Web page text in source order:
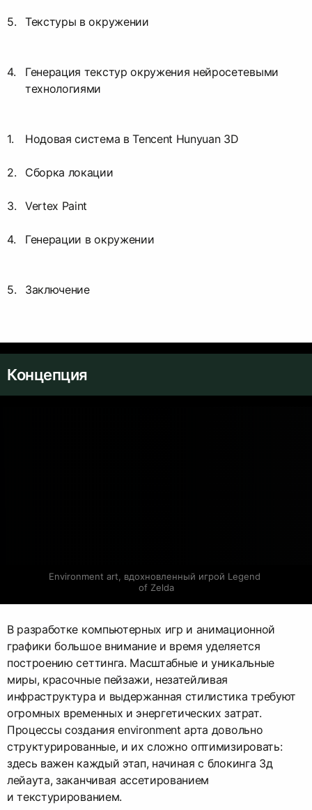
Текстуры в окружении
Генерация текстур окружения нейросетевыми
технологиями
Нодовая система в Tencent Hunyuan 3D
Сборка локации
Vertex Paint
Генерации в окружении
Заключение
Концепция
Environment art, вдохновленный игрой Legend
of Zelda
В разработке компьютерных игр и анимационной
графики большое внимание и время уделяется
построению сеттинга. Масштабные и уникальные
миры, красочные пейзажи, незатейливая
инфраструктура и выдержанная стилистика требуют
огромных временных и энергетических затрат.
Процессы создания environment арта довольно
структурированные, и их сложно оптимизировать:
здесь важен каждый этап, начиная с блокинга 3д
лейаута, заканчивая ассетированием
и текстурированием.